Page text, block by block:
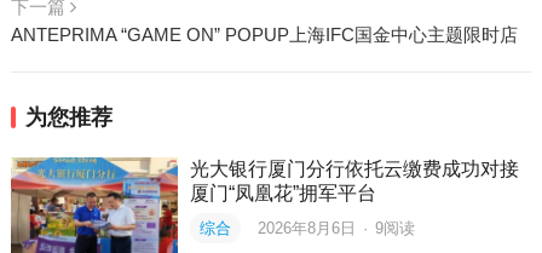
下一篇
ANTEPRIMA “GAME ON” POPUP上海IFC国金中心主题限时店
为您推荐
光大银行厦门分行依托云缴费成功对接
厦门“凤凰花”拥军平台
综合 2026年8月6日 · 9阅读